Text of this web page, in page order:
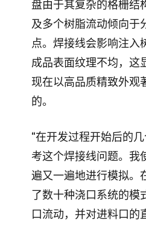
盘由于其复杂的格栅结
及多个树脂流动倾向于
点。焊接线会影响注入
成品表面纹理不均，这
现在以高品质精致外观
的。
“在开发过程开始后的
考这个焊接线问题。我
遍又一遍地进行模拟。
了数十种浇口系统的模
口流动，并对进料口的